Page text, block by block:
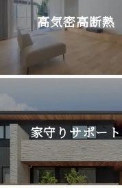
高気密高断熱
家守りサポート